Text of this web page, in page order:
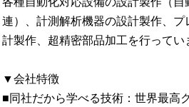
連）、計測解析機器の設計製作、
計製作、超精密部品加工を行ってい
▼会社特徴
■同社だから学べる技術：世界最高